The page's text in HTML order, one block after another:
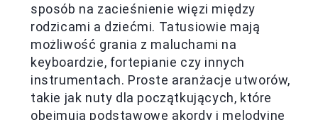
sposób na zacieśnienie więzi między
rodzicami a dziećmi. Tatusiowie mają
możliwość grania z maluchami na
keyboardzie, fortepianie czy innych
instrumentach. Proste aranżacje utworów,
takie jak nuty dla początkujących, które
obejmują podstawowe akordy i melodyjne